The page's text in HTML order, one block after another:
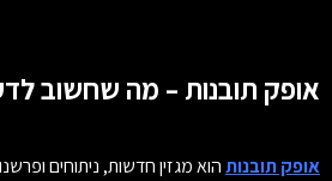
אופק תובנות – מה שחשוב
אופק תובנותהוא מגזין חדשות, ניתוחים